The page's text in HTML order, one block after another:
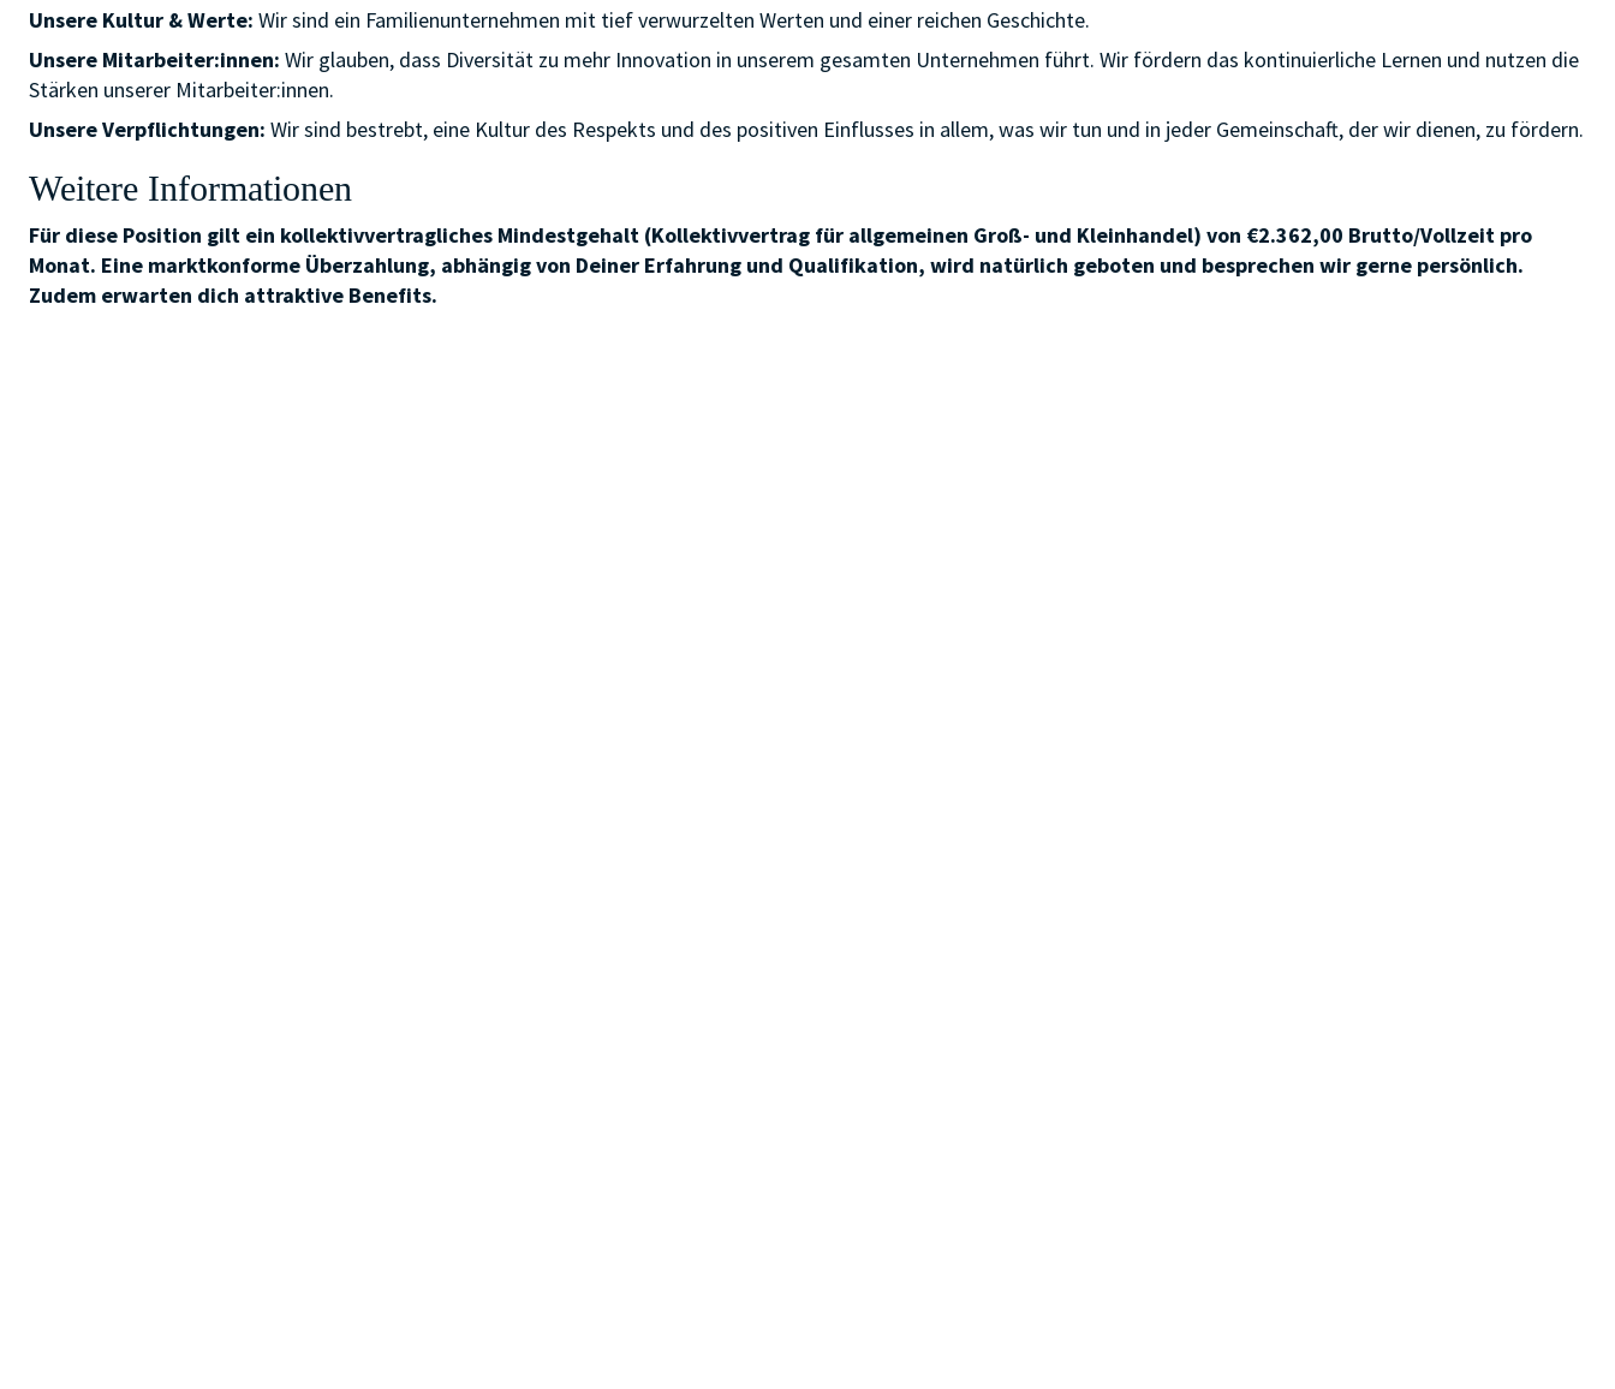
Unsere Kultur & Werte: Wir sind ein Familienunternehmen mit tief verwurzelten Werten und einer reichen Geschichte.
Unsere Mitarbeiter:innen: Wir glauben, dass Diversität zu mehr Innovation in unserem gesamten Unternehmen führt. Wir fördern das kontinuierliche Lernen und nutzen die
Stärken unserer Mitarbeiter:innen.
Unsere Verpflichtungen: Wir sind bestrebt, eine Kultur des Respekts und des positiven Einflusses in allem, was wir tun und in jeder Gemeinschaft, der wir dienen, zu fördern.
Weitere Informationen
Für diese Position gilt ein kollektivvertragliches Mindestgehalt (Kollektivvertrag für allgemeinen Groß- und Kleinhandel) von €2.362,00 Brutto/Vollzeit pro
Monat. Eine marktkonforme Überzahlung, abhängig von Deiner Erfahrung und Qualifikation, wird natürlich geboten und besprechen wir gerne persönlich.
Zudem erwarten dich attraktive Benefits.